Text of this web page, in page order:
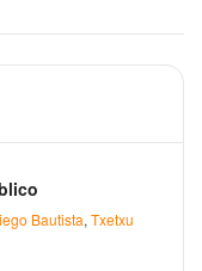
Bautista, Txetxu